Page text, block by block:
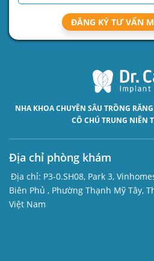
ĐĂNG KÝ TƯ VẤN
NHA KHOA CHUYÊN SÂU TRỒNG
CÔ CHÚ TRUNG NIÊN
Địa chỉ phòng khám
Địa chỉ: P3-0.SH08, Park 3,
Biên Phủ , Phường Thạnh Mỹ Tây,
Việt Nam